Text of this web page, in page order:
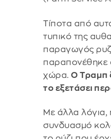
Τίποτα από
τυπικό της
παραγωγός
παραπονέθηκε
χώρα.Ο Τραμπ
το εξετάσει
Με άλλα λόγια,
συνδυασμό